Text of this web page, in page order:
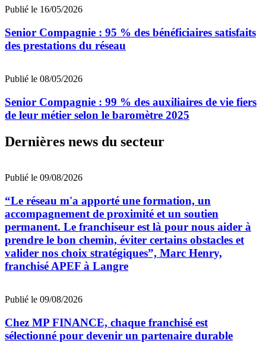
Publié le 16/05/2026
Senior Compagnie : 95 % des bénéficiaires satisfaits
des prestations du réseau
Publié le 08/05/2026
Senior Compagnie : 99 % des auxiliaires de vie fiers
de leur métier selon le baromètre 2025
Dernières news du secteur
Publié le 09/08/2026
“Le réseau m'a apporté une formation, un
accompagnement de proximité et un soutien
permanent. Le franchiseur est là pour nous aider à
prendre le bon chemin, éviter certains obstacles et
valider nos choix stratégiques”, Marc Henry,
franchisé APEF à Langre
Publié le 09/08/2026
Chez MP FINANCE, chaque franchisé est
sélectionné pour devenir un partenaire durable